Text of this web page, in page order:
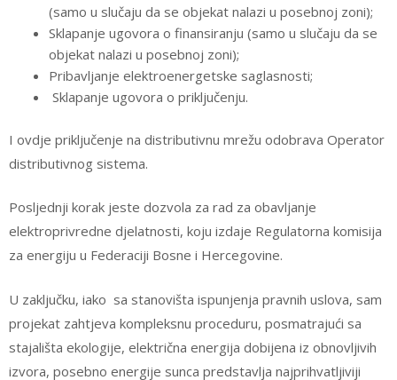
(samo u slučaju da se objekat nalazi u posebnoj zoni);
Sklapanje ugovora o finansiranju (samo u slučaju da se
objekat nalazi u posebnoj zoni);
Pribavljanje elektroenergetske saglasnosti;
Sklapanje ugovora o priključenju.
I ovdje priključenje na distributivnu mrežu odobrava Operator
distributivnog sistema.
Posljednji korak jeste dozvola za rad za obavljanje
elektroprivredne djelatnosti, koju izdaje Regulatorna komisija
za energiju u Federaciji Bosne i Hercegovine.
U zaključku, iako sa stanovišta ispunjenja pravnih uslova, sam
projekat zahtjeva kompleksnu proceduru, posmatrajući sa
stajališta ekologije, električna energija dobijena iz obnovljivih
izvora, posebno energije sunca predstavlja najprihvatljiviji